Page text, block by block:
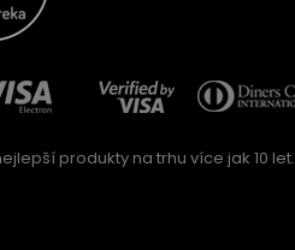
produkty na trhu více jak 10 let.